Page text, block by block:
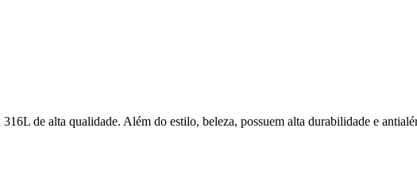
de alta qualidade. Além do estilo, beleza, possuem alta durabilidade e